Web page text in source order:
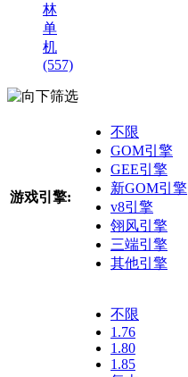
林
单
机
(557)
筛选
游戏引擎:
不限
GOM引擎
GEE引擎
新GOM引擎
v8引擎
翎风引擎
三端引擎
其他引擎
不限
1.76
1.80
1.85